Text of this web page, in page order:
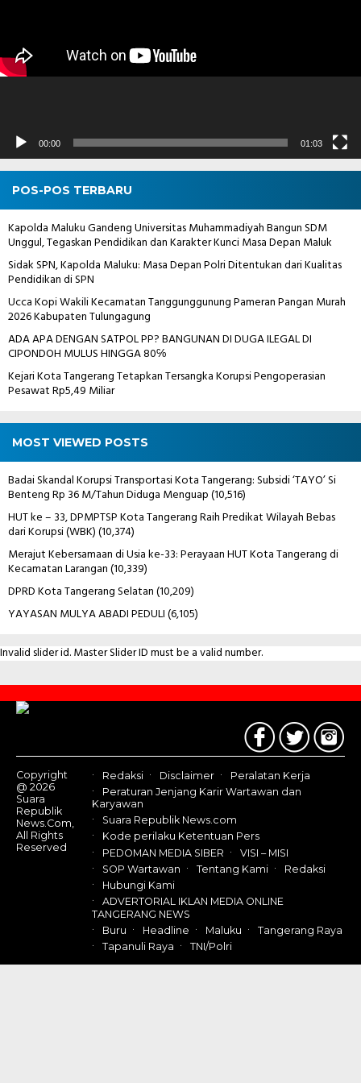
00:00 01:03
POS-POS TERBARU
Kapolda Maluku Gandeng Universitas Muhammadiyah Bangun SDM
Unggul, Tegaskan Pendidikan dan Karakter Kunci Masa Depan Maluk
Sidak SPN, Kapolda Maluku: Masa Depan Polri Ditentukan dari Kualitas
Pendidikan di SPN
Ucca Kopi Wakili Kecamatan Tanggunggunung Pameran Pangan Murah
2026 Kabupaten Tulungagung
ADA APA DENGAN SATPOL PP? BANGUNAN DI DUGA ILEGAL DI
CIPONDOH MULUS HINGGA 80℅
Kejari Kota Tangerang Tetapkan Tersangka Korupsi Pengoperasian
Pesawat Rp5,49 Miliar
MOST VIEWED POSTS
Badai Skandal Korupsi Transportasi Kota Tangerang: Subsidi ‘TAYO’ Si
Benteng Rp 36 M/Tahun Diduga Menguap(10,516)
HUT ke – 33, DPMPTSP Kota Tangerang Raih Predikat Wilayah Bebas
dari Korupsi (WBK)(10,374)
Merajut Kebersamaan di Usia ke-33: Perayaan HUT Kota Tangerang di
Kecamatan Larangan(10,339)
DPRD Kota Tangerang Selatan(10,209)
YAYASAN MULYA ABADI PEDULI(6,105)
Invalid slider id. Master Slider ID must be a valid number.
Contact
Us
Copyright
@ 2026
Suara
Republik
News.Com,
All Rights
Reserved
Redaksi Disclaimer
Peralatan Kerja
Peraturan Jenjang Karir Wartawan dan
Karyawan
Suara Republik News.com
Kode perilaku Ketentuan Pers
PEDOMAN MEDIA SIBER
VISI – MISI
SOP Wartawan
Tentang Kami
Redaksi
Hubungi Kami
ADVERTORIAL IKLAN MEDIA ONLINE
TANGERANG NEWS
Buru
Headline Maluku
Tangerang Raya
Tapanuli Raya
TNI/Polri